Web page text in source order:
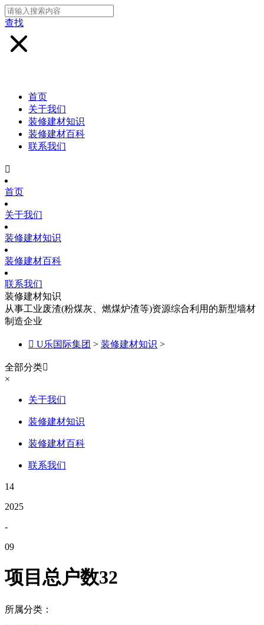
查找
首页
关于我们
装修建材知识
装修建材百科
联系我们

首页
关于我们
装修建材知识
装修建材百科
联系我们
装修建材知识
从事工业废渣(粉煤灰、燃煤炉渣等)资源综合利用的新型墙材
制造企业
 U乐国际集团 > 装修建材知识 >
全部分类
×
关于我们
装修建材知识
装修建材百科
联系我们
14
2025
-
09
项目总户数32
所属分类：